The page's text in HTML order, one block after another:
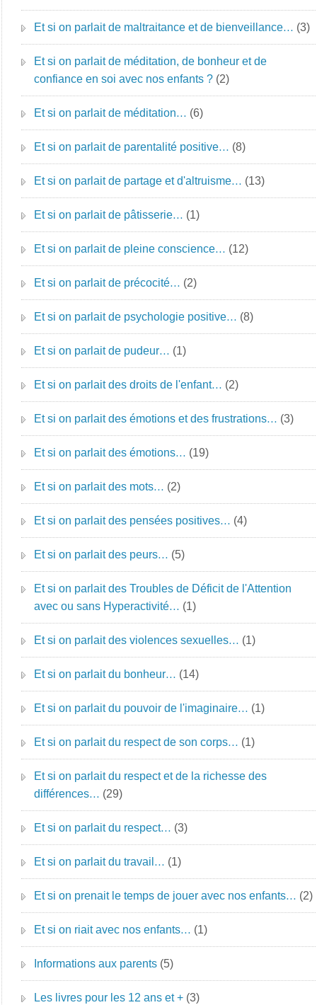
Et si on parlait de maltraitance et de bienveillance… (3)
Et si on parlait de méditation, de bonheur et de
confiance en soi avec nos enfants ? (2)
Et si on parlait de méditation… (6)
Et si on parlait de parentalité positive… (8)
Et si on parlait de partage et d'altruisme… (13)
Et si on parlait de pâtisserie… (1)
Et si on parlait de pleine conscience… (12)
Et si on parlait de précocité… (2)
Et si on parlait de psychologie positive… (8)
Et si on parlait de pudeur… (1)
Et si on parlait des droits de l'enfant… (2)
Et si on parlait des émotions et des frustrations… (3)
Et si on parlait des émotions… (19)
Et si on parlait des mots… (2)
Et si on parlait des pensées positives… (4)
Et si on parlait des peurs… (5)
Et si on parlait des Troubles de Déficit de l'Attention
avec ou sans Hyperactivité… (1)
Et si on parlait des violences sexuelles… (1)
Et si on parlait du bonheur… (14)
Et si on parlait du pouvoir de l'imaginaire… (1)
Et si on parlait du respect de son corps… (1)
Et si on parlait du respect et de la richesse des
différences… (29)
Et si on parlait du respect… (3)
Et si on parlait du travail… (1)
Et si on prenait le temps de jouer avec nos enfants… (2)
Et si on riait avec nos enfants… (1)
Informations aux parents (5)
Les livres pour les 12 ans et + (3)